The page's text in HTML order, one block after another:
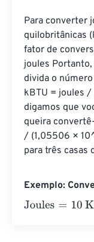
Para converter
quilobritânicas
fator de
joules
divida o
kBTU = joules
digamos que
queira
/ (1,05506 ×
para três casas
Exemplo:
Joules= 10